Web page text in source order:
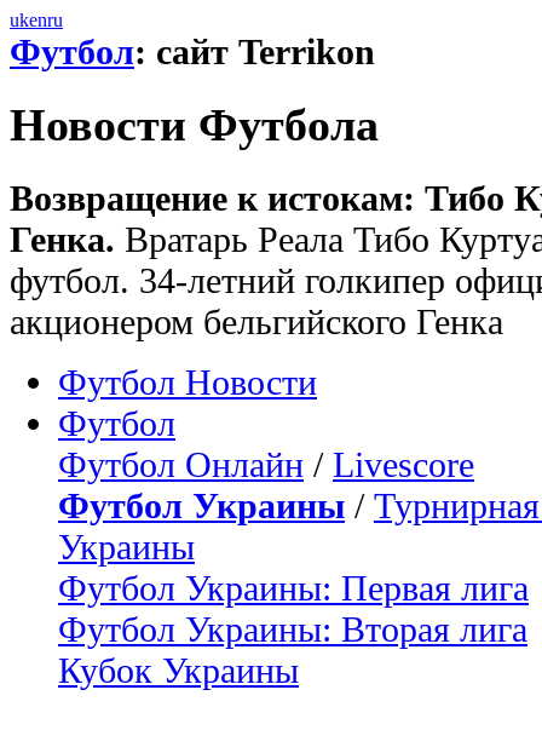
ukenru
Футбол: сайт Terrikon
Новости Футбола
Возвращение к истокам: Тибо
Генка. Вратарь Реала Тибо
футбол. 34-летний голкипер
акционером бельгийского Генка
Футбол Новости
Футбол
Футбол Онлайн / Livescore
Футбол Украины /
Украины
Футбол Украины: Первая лига
Футбол Украины: Вторая лига
Кубок Украины